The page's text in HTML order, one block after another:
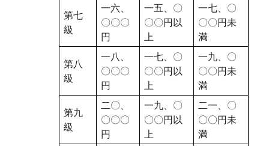
第七
級
一六、
〇〇〇
円
一五、〇
〇〇円以
上
一七、〇
〇〇円未
満
第八
級
一八、
〇〇〇
円
一七、〇
〇〇円以
上
一九、〇
〇〇円未
満
第九
級
二〇、
〇〇〇
円
一九、〇
〇〇円以
上
二一、〇
〇〇円未
満